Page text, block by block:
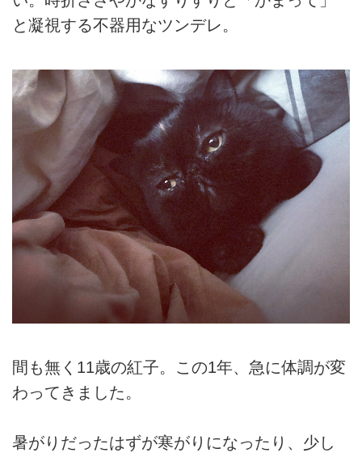
と凝視する不器用なツンデレ。
間も無く11歳の紅子。この1年、急に体調が変
わってきました。
暑がりだったはずが寒がりになったり、少し